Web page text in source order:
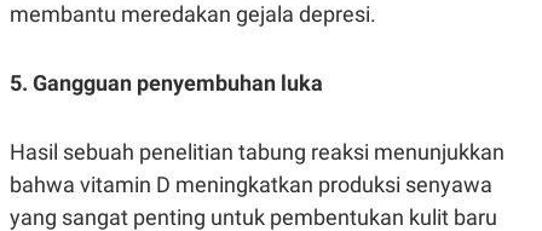
membantu meredakan gejala depresi.
5. Gangguan penyembuhan luka
Hasil sebuah penelitian tabung reaksi menunjukkan
bahwa vitamin D meningkatkan produksi senyawa
yang sangat penting untuk pembentukan kulit baru